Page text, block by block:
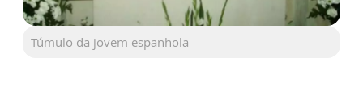
Túmulo da jovem espanhola